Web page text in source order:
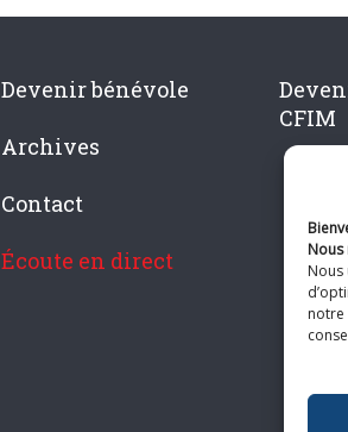
notre
Devenir bénévole
Archives
Contact
Écoute en direct
CFIM